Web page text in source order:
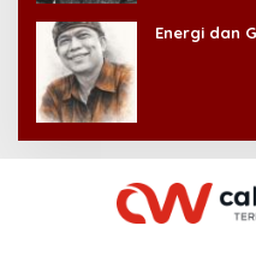
Energi dan